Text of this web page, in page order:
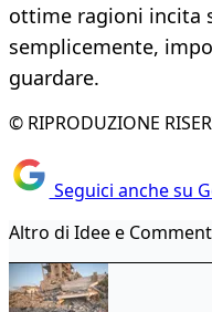
ottime ragioni incita
semplicemente,
guardare.
© RIPRODUZIONE
Seguici anche su
Altro di Idee e